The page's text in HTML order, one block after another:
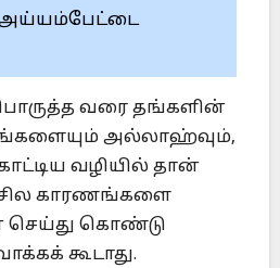
வரை தங்களின்
அல்லாஹ்வும்,
வழியில் தான்
காரணங்களை
செய்து கொண்டு
கூடாது.